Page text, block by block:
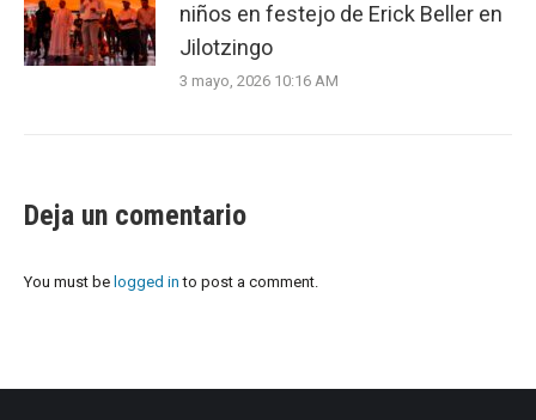
niños en festejo de Erick Beller en
Jilotzingo
3 mayo, 2026 10:16 AM
Deja un comentario
You must be logged in to post a comment.